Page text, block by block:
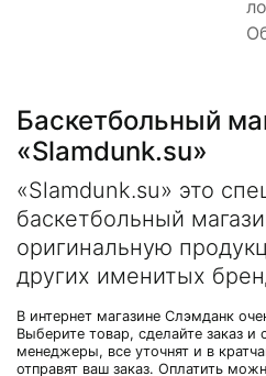
Баскетбольный
«Slamdunk.su»
«Slamdunk.su» это
баскетбольный
оригинальную
других именитых
В интернет магазине Слэмданк
Выберите товар, сделайте заказ
менеджеры, все уточнят и в
отправят ваш заказ. Оплатить